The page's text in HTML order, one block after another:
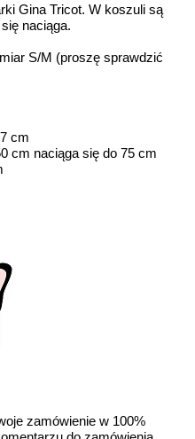
Gina Tricot. W koszuli są
naciąga.
S/M (proszę sprawdzić
cm
cm naciąga się do 75 cm
zamówienie w 100%